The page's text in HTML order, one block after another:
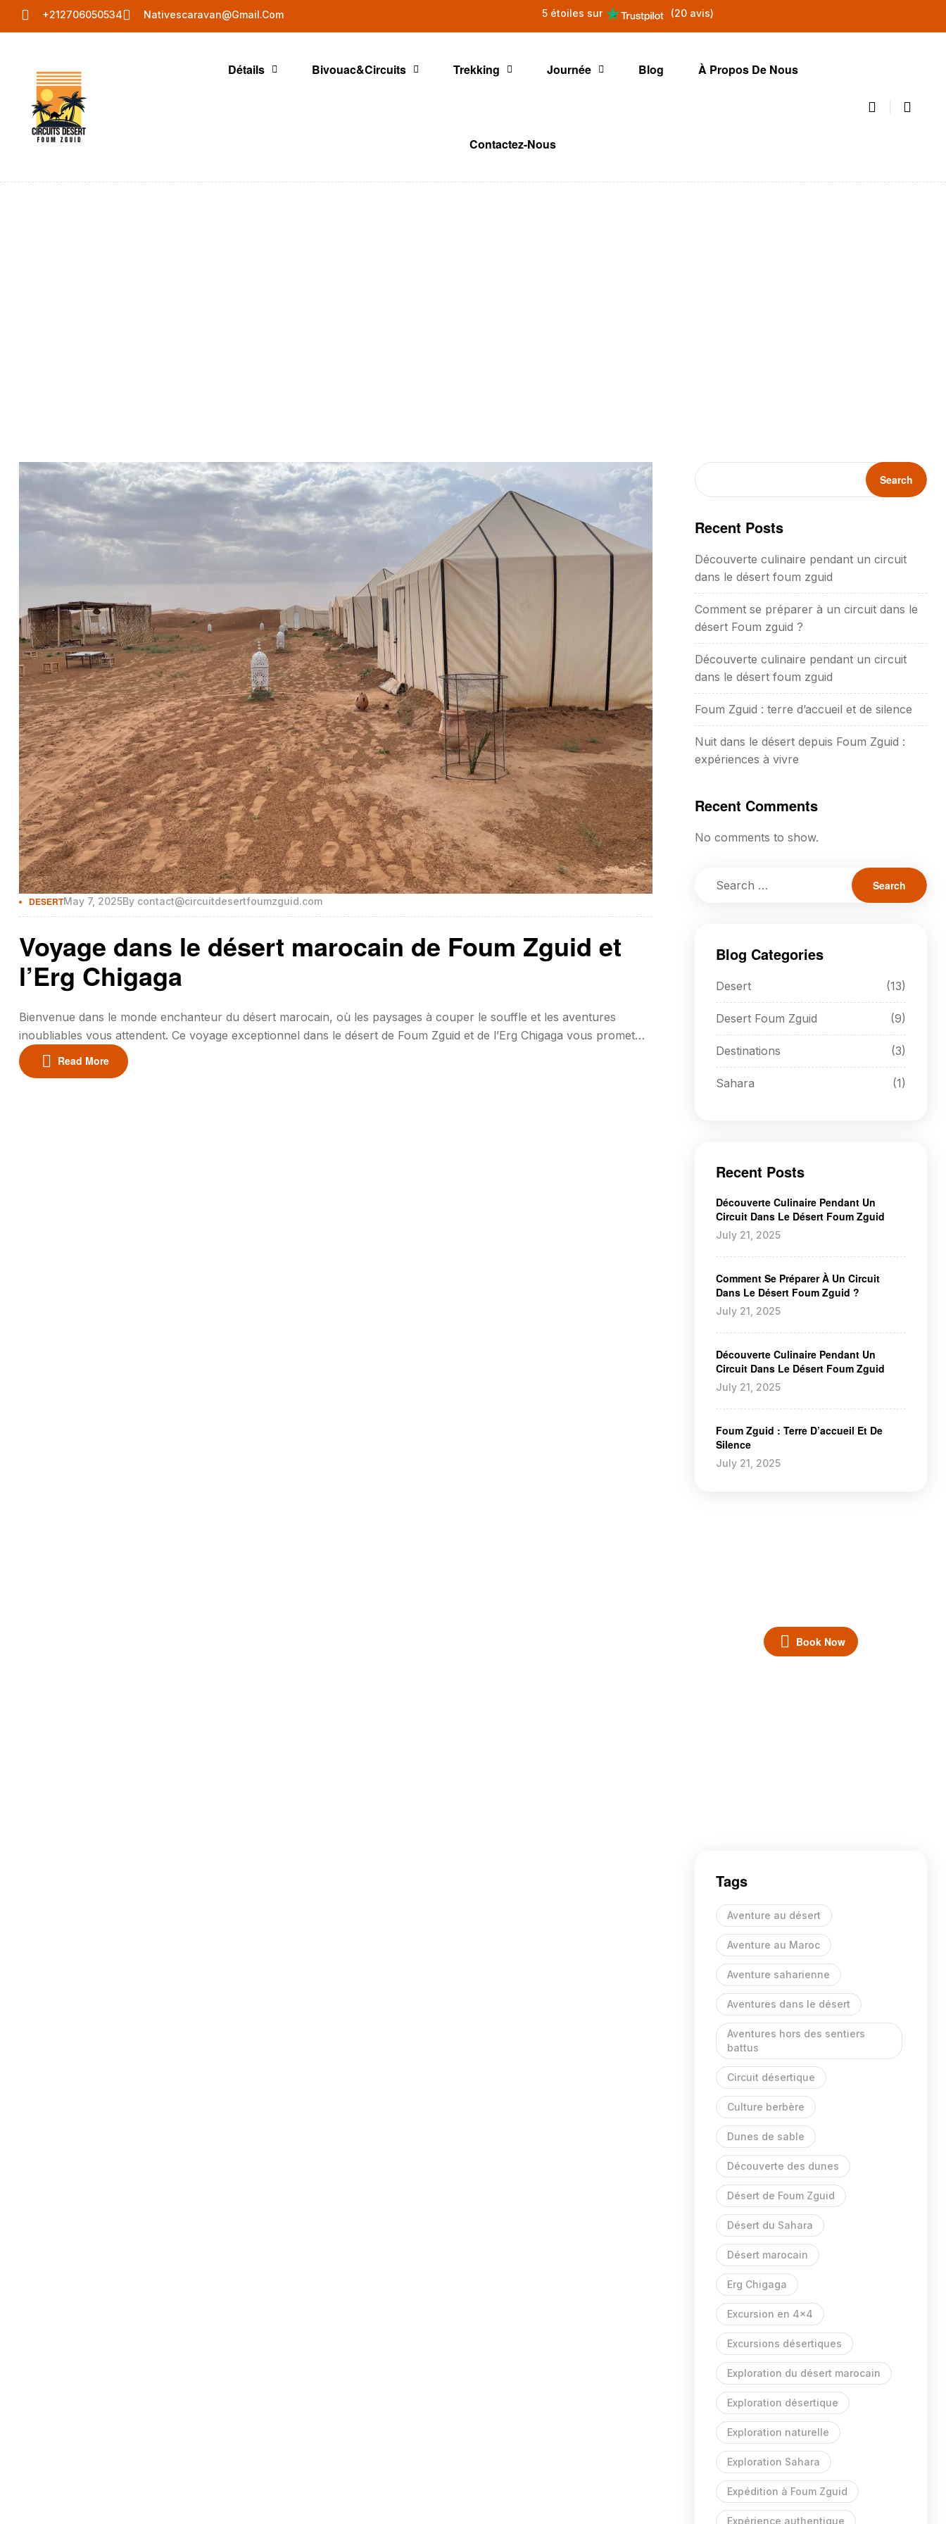
+212706050534 Nativescaravan@gmail.com 5 étoiles sur (20 avis)
Détails Bivouac&Circuits Trekking Journée Blog À Propos De Nous
Contactez-Nous
DESERTMay 7, 2025By contact@circuitdesertfoumzguid.com
Voyage dans le désert marocain de Foum Zguid et
l’Erg Chigaga
Bienvenue dans le monde enchanteur du désert marocain, où les paysages à couper le souffle et les aventures
inoubliables vous attendent. Ce voyage exceptionnel dans le désert de Foum Zguid et de l’Erg Chigaga vous promet
des moments uniques sous le soleil saharien. Vous pouvez participer à une randonnée de 4 pour explorer les
merveilles […]
Read More
Search
Recent Posts
Découverte culinaire pendant un circuit
dans le désert foum zguid
Comment se préparer à un circuit dans le
désert Foum zguid ?
Découverte culinaire pendant un circuit
dans le désert foum zguid
Foum Zguid : terre d’accueil et de silence
Nuit dans le désert depuis Foum Zguid :
expériences à vivre
Recent Comments
No comments to show.
Blog Categories
Desert (13)
Desert Foum Zguid (9)
Destinations (3)
Sahara (1)
Recent Posts
July 21, 2025
Découverte Culinaire Pendant Un
Circuit Dans Le Désert Foum Zguid
July 21, 2025
Comment Se Préparer À Un Circuit
Dans Le Désert Foum Zguid ?
July 21, 2025
Découverte Culinaire Pendant Un
Circuit Dans Le Désert Foum Zguid
July 21, 2025
Foum Zguid : Terre D’accueil Et De
Silence
Book Now
Tags
Aventure au désert
Aventure au Maroc
Aventure saharienne
Aventures dans le désert
Aventures hors des sentiers
battus
Circuit désertique
Culture berbère
Dunes de sable
Découverte des dunes
Désert de Foum Zguid
Désert du Sahara
Désert marocain
Erg Chigaga
Excursion en 4x4
Excursions désertiques
Exploration du désert marocain
Exploration désertique
Exploration naturelle
Exploration Sahara
Expédition à Foum Zguid
Expérience authentique